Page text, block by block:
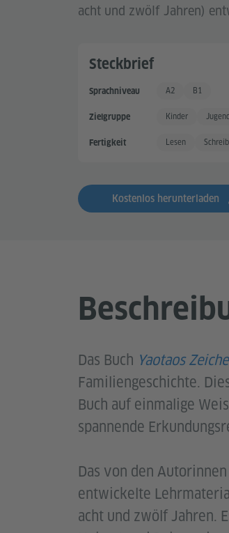
acht und zwölf Jahren)
Steckbrief
Sprachniveau Grundkenntnisse +
A2 Gute
B1
Zielgruppe Kinder
Fertigkeit Lesen
Kostenlos herunterladen
Das Buch Yaotaos
Familiengeschichte.
Buch auf einmalige
spannende
Das von den
entwickelte
acht und zwölf Jahren.